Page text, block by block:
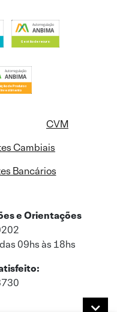
CVM
Cambiais
Bancários
e Orientações
09hs às 18hs